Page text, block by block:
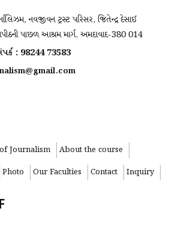
નવજીવન ટ્રસ્ટ પરિસર, જિતેન્દ્ર દેસાઈ
પાછળ આશ્રમ માર્ગ, અમદાવાદ-380 014
: 98244 73583
Journalism
About the course
Photo Our Faculties Contact Inquiry